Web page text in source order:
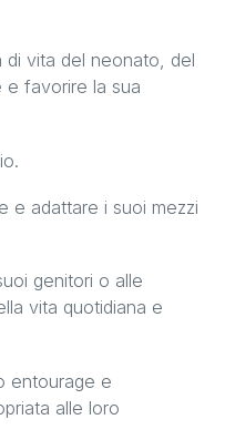
di vita del neonato, del
e favorire la sua
e adattare i suoi mezzi
genitori o alle
vita quotidiana e
entourage e
alle loro